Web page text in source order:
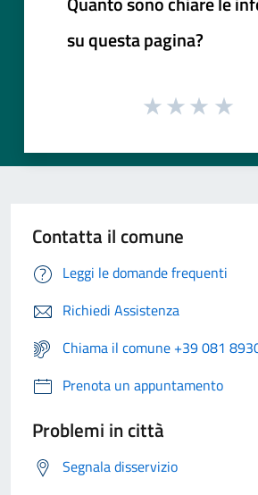
su questa pagina?
Contatta il comune
Leggi le domande frequenti
Richiedi Assistenza
Chiama il comune +39 081
Prenota un appuntamento
Problemi in città
Segnala disservizio